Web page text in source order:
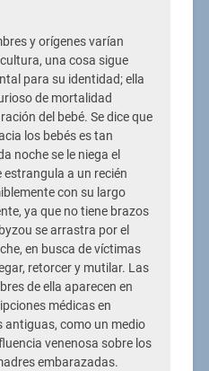
y orígenes varían
una cosa sigue
para su identidad; ella
de mortalidad
del bebé. Se dice que
los bebés es tan
noche se le niega el
estrangula a un recién
con su largo
ya que no tiene brazos
se arrastra por el
en busca de víctimas
retorcer y mutilar. Las
de ella aparecen en
médicas en
antiguas, como un medio
venenosa sobre los
embarazadas.